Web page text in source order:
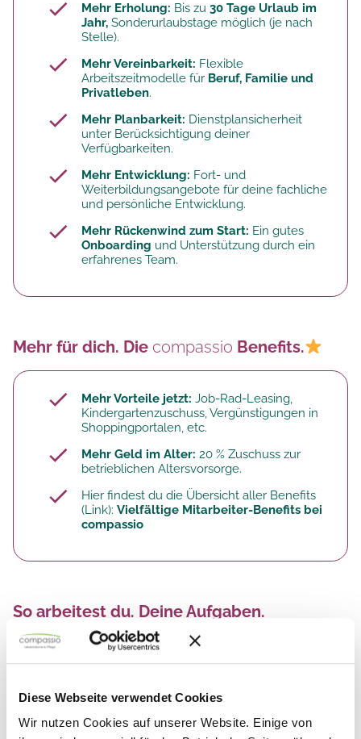
Diese Webseite verwendet Cookies
Wir nutzen Cookies auf unserer Website. Einige von
Mehr Erholung: Bis zu 30 Tage Urlaub im
Jahr, Sonderurlaubstage möglich (je nach
Stelle).
Mehr Vereinbarkeit: Flexible
Arbeitszeitmodelle für Beruf, Familie und
Privatleben.
Mehr Planbarkeit: Dienstplansicherheit
unter Berücksichtigung deiner
Verfügbarkeiten.
Mehr Entwicklung: Fort- und
Weiterbildungsangebote für deine fachliche
und persönliche Entwicklung.
Mehr Rückenwind zum Start: Ein gutes
Onboarding und Unterstützung durch ein
erfahrenes Team.
Mehr für dich. Die compassio Benefits.
Mehr Vorteile jetzt: Job-Rad-Leasing,
Kindergartenzuschuss, Vergünstigungen in
Shoppingportalen, etc.
Mehr Geld im Alter: 20 % Zuschuss zur
betrieblichen Altersvorsorge.​
Hier findest du die Übersicht aller Benefits
(Link): Vielfältige Mitarbeiter-Benefits bei
compassio
So arbeitest du. Deine Aufgaben.
Wohnbereich führen:Du übernimmst die
Wohnbereichs innerhalb deiner Einrichtung.
Abläufe und Standards im Blick
behalten:Du stellst sicher, dass